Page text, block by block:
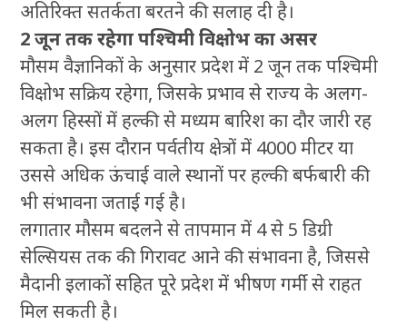
अतिरिक्त सतर्कता बरतने की सलाह दी है।
2 जून तक रहेगा पश्चिमी विक्षोभ का असर
मौसम वैज्ञानिकों के अनुसार प्रदेश में 2 जून तक पश्चिमी
विक्षोभ सक्रिय रहेगा, जिसके प्रभाव से राज्य के अलग-
अलग हिस्सों में हल्की से मध्यम बारिश का दौर जारी रह
सकता है। इस दौरान पर्वतीय क्षेत्रों में 4000 मीटर या
उससे अधिक ऊंचाई वाले स्थानों पर हल्की बर्फबारी की
भी संभावना जताई गई है।
लगातार मौसम बदलने से तापमान में 4 से 5 डिग्री
सेल्सियस तक की गिरावट आने की संभावना है, जिससे
मैदानी इलाकों सहित पूरे प्रदेश में भीषण गर्मी से राहत
मिल सकती है।